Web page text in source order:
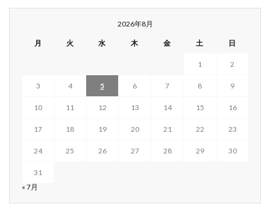
2026年8月
月 火 水 木 金 土 日
1 2
3 4 5 6 7 8 9
10 11 12 13 14 15 16
17 18 19 20 21 22 23
24 25 26 27 28 29 30
31
« 7月